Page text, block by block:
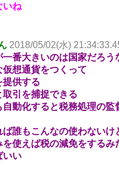
いね
2018/05/02(水)
一番大きいのは国家だろう
仮想通貨をつくって
提供する
取引を捕捉できる
自動化すると税務処理の監
ば誰もこんなの使わないけ
を使えば税の減免をするみ
いい